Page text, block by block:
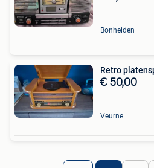
Bonheiden
Retro
€ 50,00
Veurne